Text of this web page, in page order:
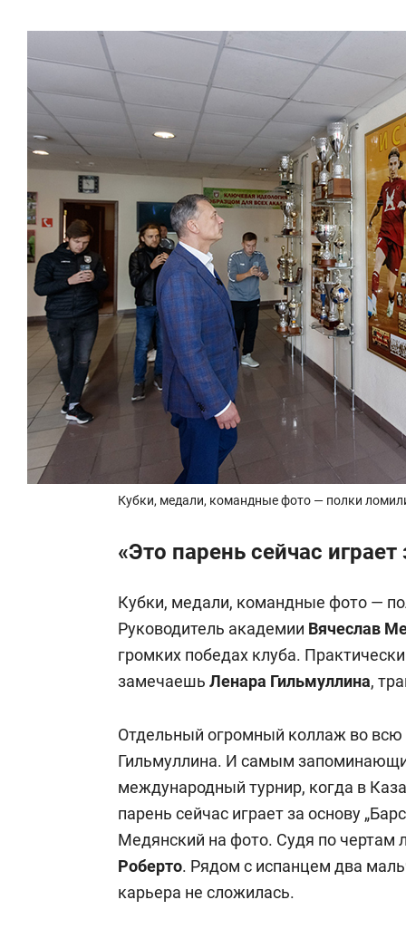
Кубки, медали, командные фото — полки
«Это парень сейчас играет
Кубки, медали, командные фото —
Руководитель академии Вячеслав
громких победах клуба.
замечаешь Ленара Гильмуллина,
Отдельный огромный коллаж во всю
Гильмуллина. И самым
международный турнир, когда в
парень сейчас играет за основу
Медянский на фото. Судя по чертам
Роберто. Рядом с испанцем два
карьера не сложилась.